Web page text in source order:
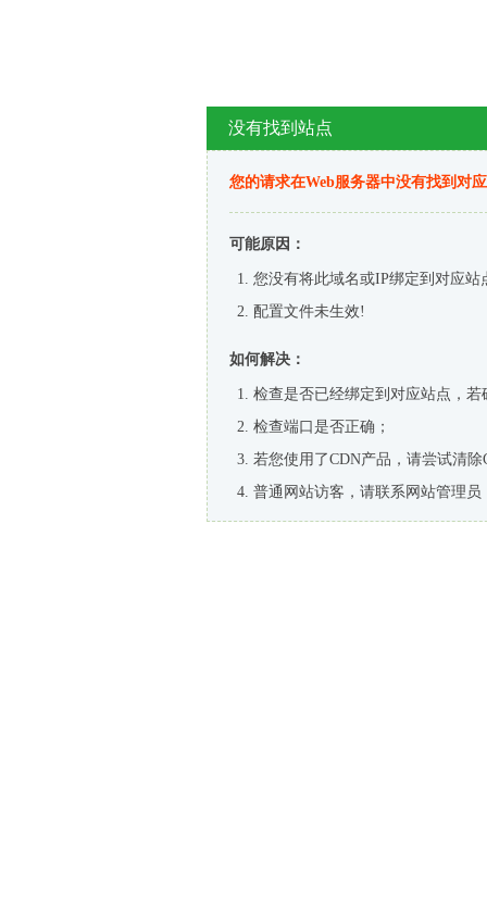
没有找到站点
您的请求在Web服务器中没有找到对
可能原因：
您没有将此域名或IP绑定到对应站
配置文件未生效!
如何解决：
检查是否已经绑定到对应站点，
检查端口是否正确；
若您使用了CDN产品，请尝试清除
普通网站访客，请联系网站管理员